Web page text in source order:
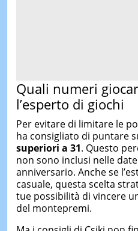
Quali numeri
l’esperto di giochi
Per evitare di limitare le
ha consigliato di puntare
superiori a 31. Questo
non sono inclusi nelle
anniversario. Anche se
casuale, questa scelta
tue possibilità di vincere
del montepremi.